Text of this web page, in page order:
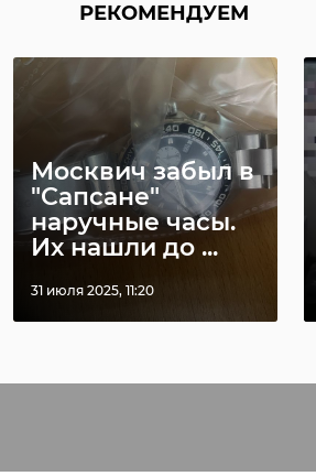
РЕКОМЕНДУЕМ
Москвич забыл в
"Сапсане"
наручные часы.
Их нашли до ...
31 июля 2025, 11:20